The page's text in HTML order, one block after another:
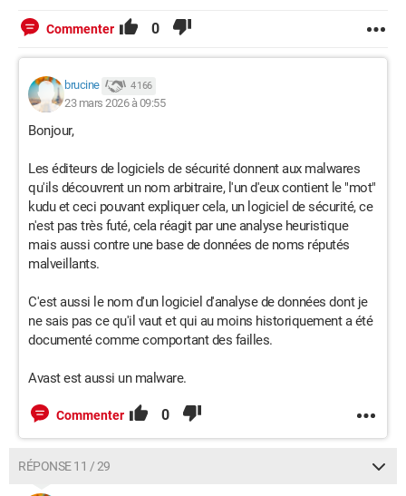
Commenter 0
brucine 4 166
23 mars 2026 à 09:55
Bonjour,
Les éditeurs de logiciels de sécurité donnent aux malwares
qu'ils découvrent un nom arbitraire, l'un d'eux contient le "mot"
kudu et ceci pouvant expliquer cela, un logiciel de sécurité, ce
n'est pas très futé, cela réagit par une analyse heuristique
mais aussi contre une base de données de noms réputés
malveillants.
C'est aussi le nom d'un logiciel d'analyse de données dont je
ne sais pas ce qu'il vaut et qui au moins historiquement a été
documenté comme comportant des failles.
Avast est aussi un malware.
Commenter 0
RÉPONSE 11 / 29